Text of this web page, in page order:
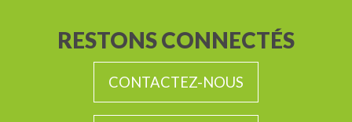
RESTONS CONNECTÉS
CONTACTEZ-NOUS